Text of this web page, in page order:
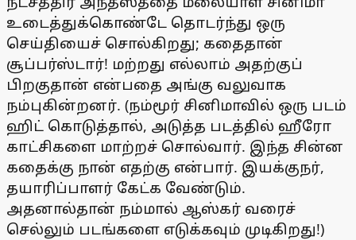
உடைத்துக்கொண்டே தொடர்ந்து ஒரு
செய்தியைச் சொல்கிறது; கதைதான்
சூப்பர்ஸ்டார்! மற்றது எல்லாம் அதற்குப்
பிறகுதான் என்பதை அங்கு வலுவாக
நம்புகின்றனர். (நம்மூர் சினிமாவில் ஒரு படம்
ஹிட் கொடுத்தால், அடுத்த படத்தில் ஹீரோ
காட்சிகளை மாற்றச் சொல்வார். இந்த சின்ன
கதைக்கு நான் எதற்கு என்பார். இயக்குநர்,
தயாரிப்பாளர் கேட்க வேண்டும்.
அதனால்தான் நம்மால் ஆஸ்கர் வரைச்
செல்லும் படங்களை எடுக்கவும் முடிகிறது!)